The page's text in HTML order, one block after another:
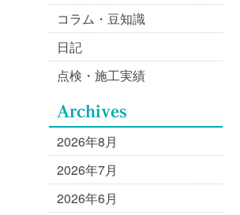
コラム・豆知識
日記
点検・施工実績
2026年8月
2026年7月
2026年6月